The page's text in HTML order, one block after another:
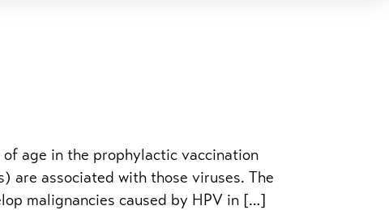
of age in the prophylactic vaccination
are associated with those viruses. The
malignancies caused by HPV in […]